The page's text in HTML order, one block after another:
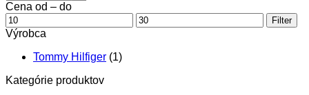
Cena od – do
Minimálna
cena
Maximálna
cena
Filter
Výrobca
Tommy Hilfiger (1)
Kategórie produktov